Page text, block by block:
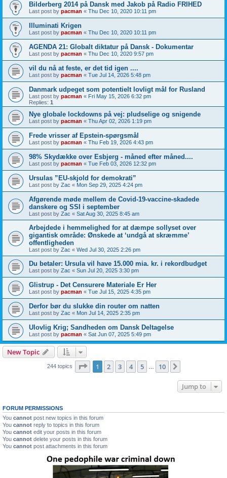
Bilderberg 2014 på Dansk med Jakob på Radio FRIHED
Last post by pacman « Thu Dec 10, 2020 10:11 pm
Illuminati Krigen
Last post by pacman « Thu Dec 10, 2020 10:11 pm
AGENDA 21: Globalt diktatur på Dansk - Dokumentar
Last post by pacman « Thu Dec 10, 2020 9:57 pm
vil du nå at feste, er det tid igen ....
Last post by pacman « Tue Jul 14, 2026 5:48 pm
Danmark udpeget som potentielt lovligt mål for Rusland
Last post by pacman « Fri May 15, 2026 6:32 pm
Replies: 1
Nye globale lockdowns på vej: pludselige og snigende
Last post by pacman « Thu Apr 02, 2026 1:19 pm
Frede vrisser af Epstein-spørgsmål
Last post by pacman « Thu Feb 19, 2026 4:43 pm
98% Skydække over Esbjerg - måned efter måned....
Last post by pacman « Tue Feb 03, 2026 12:32 pm
Ursulas ”EU-skjold for demokrati”
Last post by Zac « Mon Sep 29, 2025 4:24 pm
Afgørende møde mellem de Covid-19-vaccine-skadede
danskere og SSI i september
Last post by Zac « Sat Aug 30, 2025 8:45 am
Arbejdede i hemmelighed for at dæmpe sollyset over
gigantisk område: Ønskede at ‘undgå at skræmme’
offentligheden
Last post by Zac « Wed Jul 30, 2025 2:26 pm
Du betaler: Ursula vil have 15.000 mia. kr. i rekordbudget
Last post by Zac « Sun Jul 20, 2025 3:30 pm
Glistrup - Det Censurere Materiale Er Her
Last post by pacman « Tue Jul 15, 2025 4:35 pm
Derfor bør du slukke din router om natten
Last post by Zac « Mon Jul 14, 2025 2:35 pm
Ulovlig Krig; Sandheden om Dansk Deltagelse
Last post by pacman « Sat Jun 07, 2025 5:49 pm
New Topic
244 topics Page 1of 10
1 2 3 4 5 10
Jump to
FORUM PERMISSIONS
You cannot post new topics in this forum
You cannot reply to topics in this forum
You cannot edit your posts in this forum
You cannot delete your posts in this forum
You cannot post attachments in this forum